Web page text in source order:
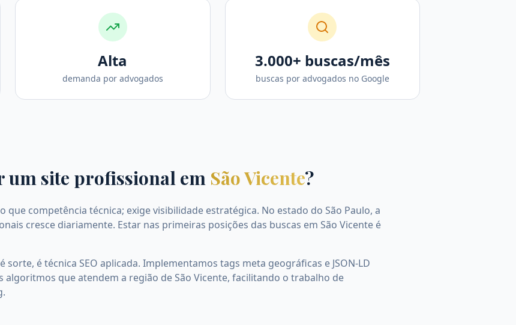
Alta
demanda por advogados
3.000+ buscas/mês
buscas por advogados no Google
um site profissional em São Vicente?
que competência técnica; exige visibilidade estratégica. No estado do São Paulo, a
cresce diariamente. Estar nas primeiras posições das buscas em São Vicente é
sorte, é técnica SEO aplicada. Implementamos tags meta geográficas e JSON-LD
algoritmos que atendem a região de São Vicente, facilitando o trabalho de